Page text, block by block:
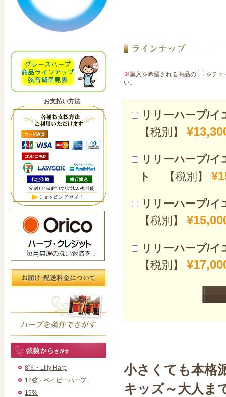
お支払い方法
8弦・Lilly Harp
12弦・ベイビーハープ
15弦
※購入を希望される商品の
をチェ
い。
リリーハープ/
【税別】
リリーハープ/
ト
【税別】
リリーハープ/
【税別】
リリーハープ/
【税別】
小さくても本格
キッズ～大人ま